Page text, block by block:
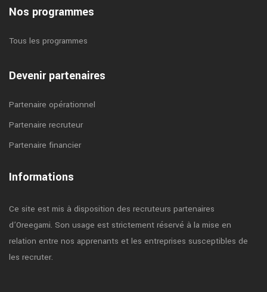
Nos programmes
Tous les programmes
Devenir partenaires
Partenaire opérationnel
Partenaire recruteur
Partenaire financier
Informations
Ce site est mis à disposition des recruteurs partenaires
d’Oreegami. Son usage est strictement réservé à la mise en
relation entre nos apprenants et les entreprises susceptibles de
les recruter.